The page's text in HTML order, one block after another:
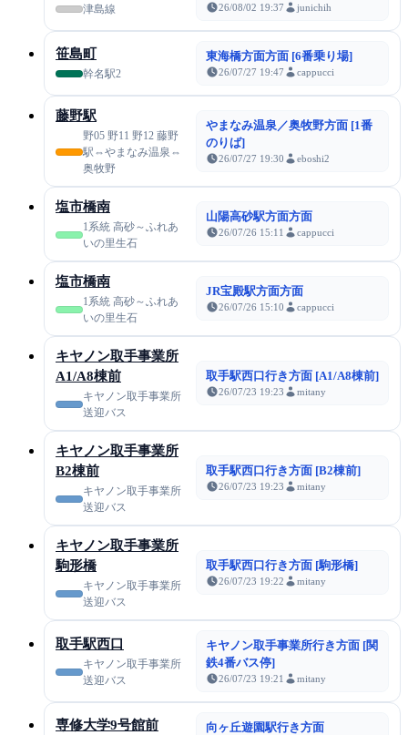
津島線 26/08/02 19:37 junichih
笹島町
幹名駅2
東海橋方面方面 [6番乗り場]
26/07/27 19:47 cappucci
藤野駅
野05 野11 野12 藤野
駅⇔やまなみ温泉⇔
奥牧野
やまなみ温泉／奥牧野方面 [1番
のりば]
26/07/27 19:30 eboshi2
塩市橋南
1系統 高砂～ふれあ
いの里生石
山陽高砂駅方面方面
26/07/26 15:11 cappucci
塩市橋南
1系統 高砂～ふれあ
いの里生石
JR宝殿駅方面方面
26/07/26 15:10 cappucci
キヤノン取手事業所
A1/A8棟前
キヤノン取手事業所
送迎バス
取手駅西口行き方面 [A1/A8棟前]
26/07/23 19:23 mitany
キヤノン取手事業所
B2棟前
キヤノン取手事業所
送迎バス
取手駅西口行き方面 [B2棟前]
26/07/23 19:23 mitany
キヤノン取手事業所
駒形橋
キヤノン取手事業所
送迎バス
取手駅西口行き方面 [駒形橋]
26/07/23 19:22 mitany
取手駅西口
キヤノン取手事業所
送迎バス
キヤノン取手事業所行き方面 [関
鉄4番バス停]
26/07/23 19:21 mitany
専修大学9号館前 向ヶ丘遊園駅行き方面